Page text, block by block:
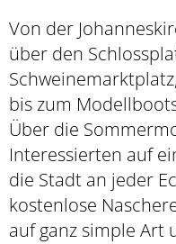
Von der
über den
bis zum
Über die
Interessierten auf
die Stadt an jeder
kostenlose
auf ganz simple Art